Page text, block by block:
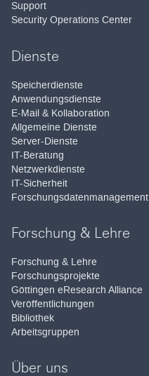
Support
Security Operations Center
Dienste
Speicherdienste
Anwendungsdienste
E-Mail & Kollaboration
Allgemeine Dienste
Server-Dienste
IT-Beratung
Netzwerkdienste
IT-Sicherheit
Forschungsdatenmanagement
Forschung & Lehre
Forschung & Lehre
Forschungsprojekte
Göttingen eResearch Alliance
Veröffentlichungen
Bibliothek
Arbeitsgruppen
Über uns